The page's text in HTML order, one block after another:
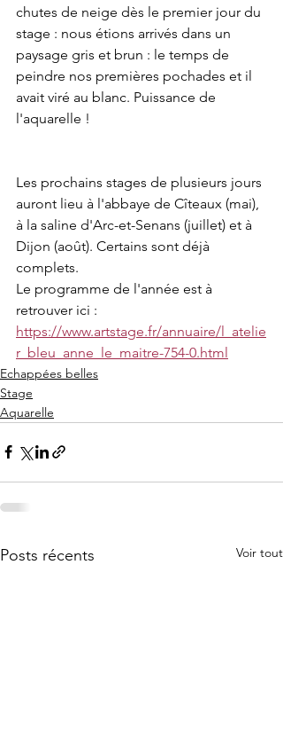
chutes de neige dès le premier jour du
stage : nous étions arrivés dans un
paysage gris et brun : le temps de
peindre nos premières pochades et il
avait viré au blanc. Puissance de
l'aquarelle !
Les prochains stages de plusieurs jours
auront lieu à l'abbaye de Cîteaux (mai),
à la saline d'Arc-et-Senans (juillet) et à
Dijon (août). Certains sont déjà
complets.
Le programme de l'année est à
retrouver ici :
https://www.artstage.fr/annuaire/l_atelie
r_bleu_anne_le_maitre-754-0.html
Echappées belles
Stage
Aquarelle
Posts récents Voir tout